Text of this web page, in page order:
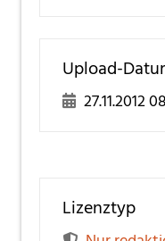
Upload-
27.11.2012
Lizenztyp